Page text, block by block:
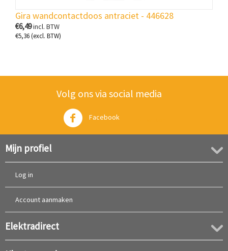
Gira wandcontactdoos antraciet - 446628
€6,49incl. BTW
€5,36(excl. BTW)
Volg ons via social media
Facebook
Mijn profiel
Log in
Account aanmaken
Elektradirect